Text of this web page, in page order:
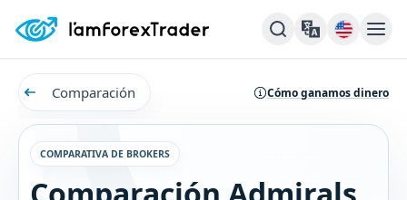
Comparación Cómo ganamos dinero
COMPARATIVA DE BROKERS